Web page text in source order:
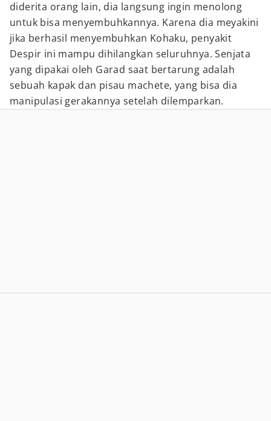
diderita orang lain, dia langsung ingin menolong
untuk bisa menyembuhkannya. Karena dia meyakini
jika berhasil menyembuhkan Kohaku, penyakit
Despir ini mampu dihilangkan seluruhnya. Senjata
yang dipakai oleh Garad saat bertarung adalah
sebuah kapak dan pisau machete, yang bisa dia
manipulasi gerakannya setelah dilemparkan.